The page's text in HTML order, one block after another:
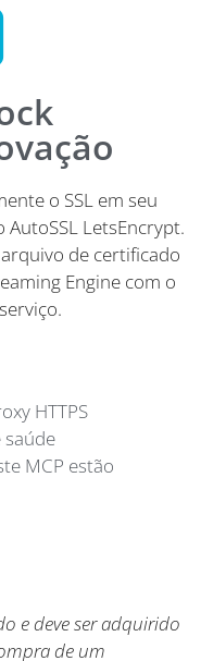
o SSL em seu
LetsEncrypt.
de certificado
Engine com o
HTTPS
MCP estão
e deve ser adquirido
de um